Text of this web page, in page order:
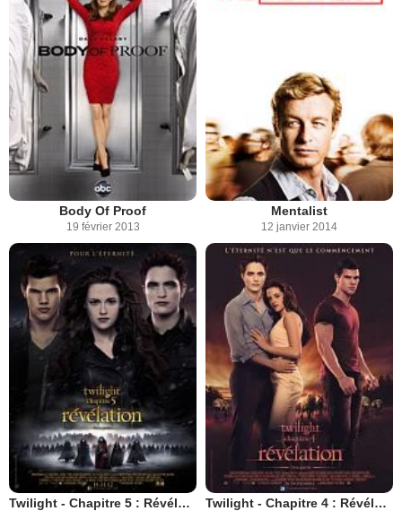
Body Of Proof
19 février 2013
Mentalist
12 janvier 2014
Twilight - Chapitre 5 : Révélation 2e partie Twilight - Chapitre 4 : Révélation 1ère partie